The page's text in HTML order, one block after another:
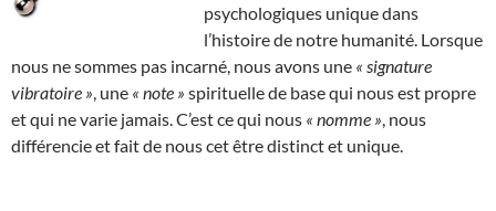
psychologiques unique dans
l’histoire de notre humanité. Lorsque
nous ne sommes pas incarné, nous avons une « signature
vibratoire » , une « note » spirituelle de base qui nous est propre
et qui ne varie jamais. C’est ce qui nous « nomme » , nous
différencie et fait de nous cet être distinct et unique.